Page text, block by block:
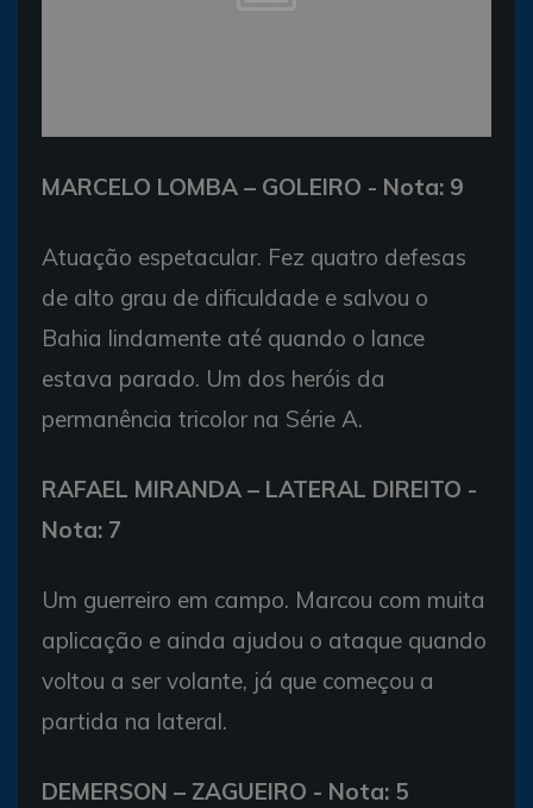
MARCELO LOMBA – GOLEIRO - Nota: 9
Atuação espetacular. Fez quatro defesas
de alto grau de dificuldade e salvou o
Bahia lindamente até quando o lance
estava parado. Um dos heróis da
permanência tricolor na Série A.
RAFAEL MIRANDA – LATERAL DIREITO -
Nota: 7
Um guerreiro em campo. Marcou com muita
aplicação e ainda ajudou o ataque quando
voltou a ser volante, já que começou a
partida na lateral.
DEMERSON – ZAGUEIRO - Nota: 5